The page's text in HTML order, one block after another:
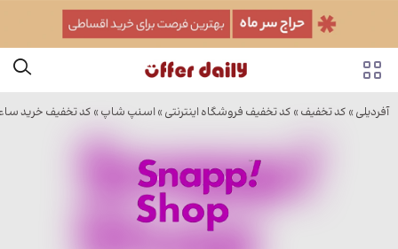
آفردیلی » کد تخفیف » کد تخفیف فروشگاه اینترنتی »اسنپ شاپ» کد تخفیف خرید